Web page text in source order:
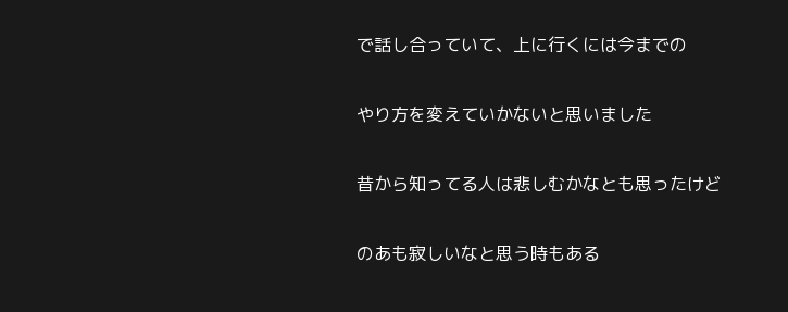
で話し合っていて、上に行くには今までの
やり方を変えていかないと思いました
昔から知ってる人は悲しむかなとも思ったけど
のあも寂しいなと思う時もある